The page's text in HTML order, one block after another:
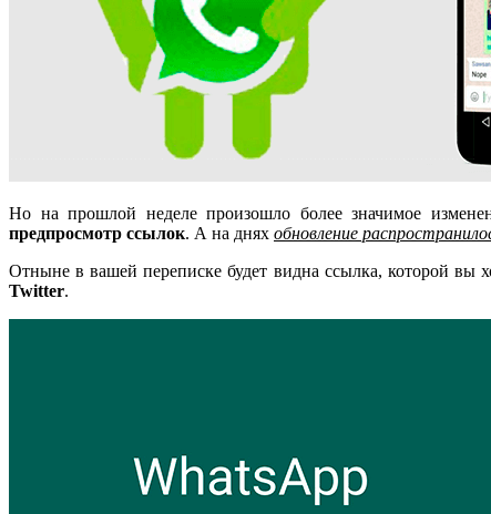
Но на прошлой неделе произошло более значимое
предпросмотр ссылок. А на днях обновление
Отныне в вашей переписке будет видна ссылка, которой вы
Twitter.